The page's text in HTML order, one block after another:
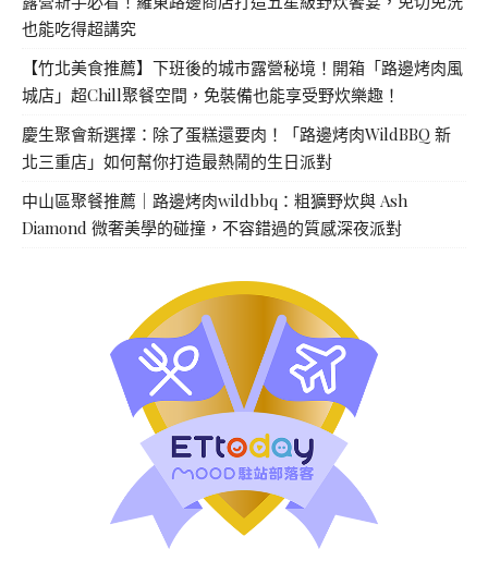
也能吃得超講究
【竹北美食推薦】下班後的城市露營秘境！開箱「路邊烤肉風
城店」超Chill聚餐空間，免裝備也能享受野炊樂趣！
慶生聚會新選擇：除了蛋糕還要肉！「路邊烤肉WildBBQ 新
北三重店」如何幫你打造最熱鬧的生日派對
中山區聚餐推薦｜路邊烤肉wildbbq：粗獷野炊與 Ash
Diamond 微奢美學的碰撞，不容錯過的質感深夜派對